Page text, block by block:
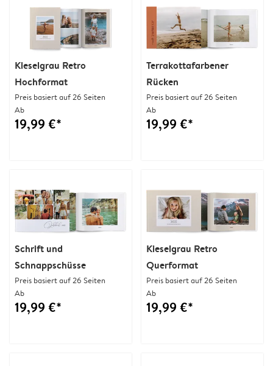
Schrift und
Schnappschüsse
Preis basiert auf 26 Seiten
Ab
19,99 €*
Terrakottafarbener
Rücken
Preis basiert auf 26 Seiten
Ab
19,99 €*
Kieselgrau Retro
Hochformat
Preis basiert auf 26 Seiten
Ab
19,99 €*
Kieselgrau Retro
Querformat
Preis basiert auf 26 Seiten
Ab
19,99 €*